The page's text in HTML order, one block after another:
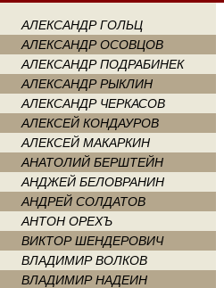
АЛЕКСАНДР ГОЛЬЦ
АЛЕКСАНДР ОСОВЦОВ
АЛЕКСАНДР ПОДРАБИНЕК
АЛЕКСАНДР РЫКЛИН
АЛЕКСАНДР ЧЕРКАСОВ
АЛЕКСЕЙ КОНДАУРОВ
АЛЕКСЕЙ МАКАРКИН
АНАТОЛИЙ БЕРШТЕЙН
АНДЖЕЙ БЕЛОВРАНИН
АНДРЕЙ СОЛДАТОВ
АНТОН ОРЕХЪ
ВИКТОР ШЕНДЕРОВИЧ
ВЛАДИМИР ВОЛКОВ
ВЛАДИМИР НАДЕИН